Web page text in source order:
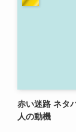
赤い迷路 ネタ
人の動機